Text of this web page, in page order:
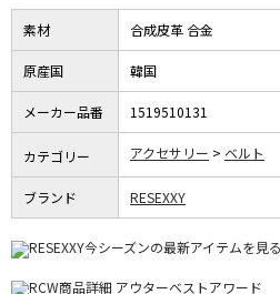
素材 合成皮革 合金
原産国 韓国
メーカー品番 1519510131
カテゴリー アクセサリー ベルト
ブランド RESEXXY